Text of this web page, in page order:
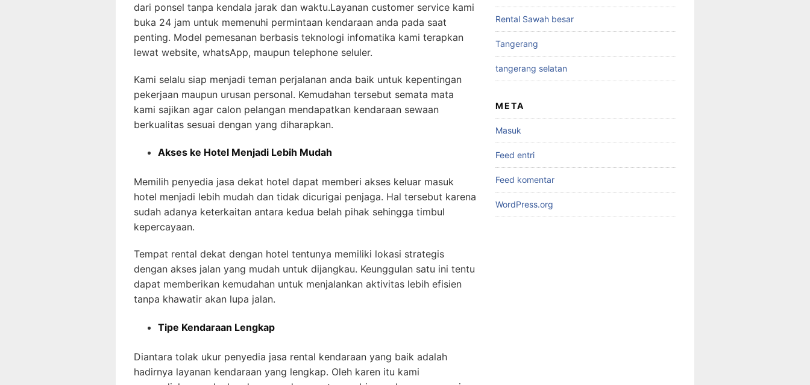
dari ponsel tanpa kendala jarak dan waktu.Layanan customer service kami
buka 24 jam untuk memenuhi permintaan kendaraan anda pada saat
penting. Model pemesanan berbasis teknologi infomatika kami terapkan
lewat website, whatsApp, maupun telephone seluler.
Kami selalu siap menjadi teman perjalanan anda baik untuk kepentingan
pekerjaan maupun urusan personal. Kemudahan tersebut semata mata
kami sajikan agar calon pelangan mendapatkan kendaraan sewaan
berkualitas sesuai dengan yang diharapkan.
Akses ke Hotel Menjadi Lebih Mudah
Memilih penyedia jasa dekat hotel dapat memberi akses keluar masuk
hotel menjadi lebih mudah dan tidak dicurigai penjaga. Hal tersebut karena
sudah adanya keterkaitan antara kedua belah pihak sehingga timbul
kepercayaan.
Tempat rental dekat dengan hotel tentunya memiliki lokasi strategis
dengan akses jalan yang mudah untuk dijangkau. Keunggulan satu ini tentu
dapat memberikan kemudahan untuk menjalankan aktivitas lebih efisien
tanpa khawatir akan lupa jalan.
Tipe Kendaraan Lengkap
Diantara tolak ukur penyedia jasa rental kendaraan yang baik adalah
hadirnya layanan kendaraan yang lengkap. Oleh karen itu kami
Rental Sawah besar
Tangerang
tangerang selatan
META
Masuk
Feed entri
Feed komentar
WordPress.org